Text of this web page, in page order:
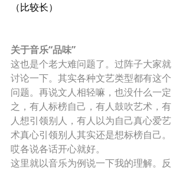
（比较长）
关于音乐“品味”
这也是个老大难问题了。过阵子大家就
讨论一下。其实各种文艺类型都有这个
问题。再说文人相轻嘛，也没什么一定
之，有人标榜自己，有人鼓吹艺术，有
人想引领别人，有人以为自己真心爱艺
术真心引领别人其实还是想标榜自己。
哎各说各话开心就好。
这里就以音乐为例说一下我的理解。反